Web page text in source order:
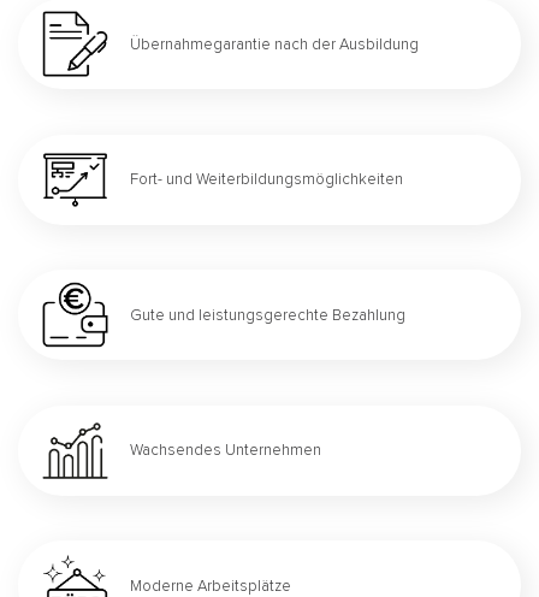
Übernahmegarantie nach der Ausbildung
Fort- und Weiterbildungsmöglichkeiten
Gute und leistungsgerechte Bezahlung
Wachsendes Unternehmen
Moderne Arbeitsplätze